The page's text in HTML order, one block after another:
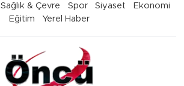
Sağlık & Çevre Spor Siyaset
Ekonomi
Eğitim
Yerel Haber